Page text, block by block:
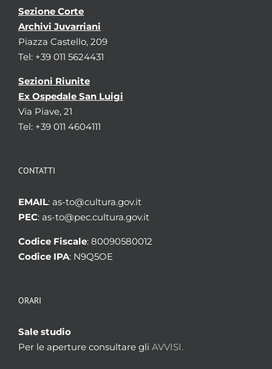
Sezione Corte
Archivi Juvarriani
Piazza Castello, 209
Tel: +39 011 5624431
Sezioni Riunite
Ex Ospedale San Luigi
Via Piave, 21
Tel: +39 011 4604111
CONTATTI
EMAIL: as-to@cultura.gov.it
PEC: as-to@pec.cultura.gov.it
Codice Fiscale: 80090580012
Codice IPA: N9Q5OE
ORARI
Sale studio
Per le aperture consultare gli AVVISI.